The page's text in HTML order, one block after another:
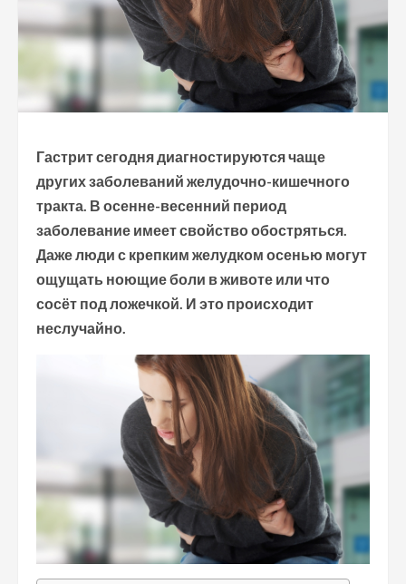
Гастрит сегодня диагностируются чаще
других заболеваний желудочно-кишечного
тракта. В осенне-весенний период
заболевание имеет свойство обостряться.
Даже люди с крепким желудком осенью могут
ощущать ноющие боли в животе или что
сосёт под ложечкой. И это происходит
неслучайно.